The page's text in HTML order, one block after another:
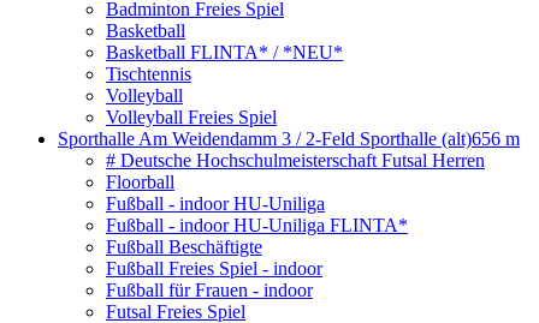
Badminton Freies Spiel
Basketball
Basketball FLINTA* / *NEU*
Tischtennis
Volleyball
Volleyball Freies Spiel
Sporthalle Am Weidendamm 3 / 2-Feld Sporthalle (alt)656 m
# Deutsche Hochschulmeisterschaft Futsal Herren
Floorball
Fußball - indoor HU-Uniliga
Fußball - indoor HU-Uniliga FLINTA*
Fußball Beschäftigte
Fußball Freies Spiel - indoor
Fußball für Frauen - indoor
Futsal Freies Spiel